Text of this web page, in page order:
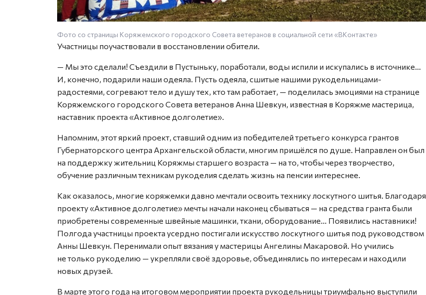
Фото со страницы Коряжемского городского Совета ветеранов в социальной сети «ВКонтакте»
Участницы поучаствовали в восстановлении обители.
— Мы это сделали! Съездили в Пустыньку, поработали, воды испили и искупались в источнике…
И, конечно, подарили наши одеяла. Пусть одеяла, сшитые нашими рукодельницами-
радостеями, согревают тело и душу тех, кто там работает, — поделилась эмоциями на странице
Коряжемского городского Совета ветеранов Анна Шевкун, известная в Коряжме мастерица,
наставник проекта «Активное долголетие».
Напомним, этот яркий проект, ставший одним из победителей третьего конкурса грантов
Губернаторского центра Архангельской области, многим пришёлся по душе. Направлен он был
на поддержку жительниц Коряжмы старшего возраста — на то, чтобы через творчество,
обучение различным техникам рукоделия сделать жизнь на пенсии интереснее.
Как оказалось, многие коряжемки давно мечтали освоить технику лоскутного шитья. Благодаря
проекту «Активное долголетие» мечты начали наконец сбываться — на средства гранта были
приобретены современные швейные машинки, ткани, оборудование… Появились наставники!
Полгода участницы проекта усердно постигали искусство лоскутного шитья под руководством
Анны Шевкун. Перенимали опыт вязания у мастерицы Ангелины Макаровой. Но учились
не только рукоделию — укрепляли своё здоровье, объединялись по интересам и находили
новых друзей.
В марте этого года на итоговом мероприятии проекта рукодельницы триумфально выступили